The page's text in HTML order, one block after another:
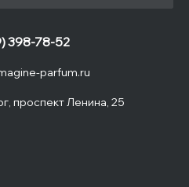
parfum.ru
398-78-52
проспект Ленина, 25